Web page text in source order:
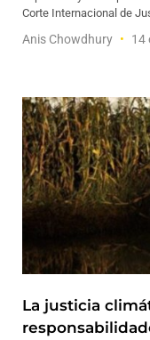
Corte Internacional de
Anis Chowdhury 14
La justicia